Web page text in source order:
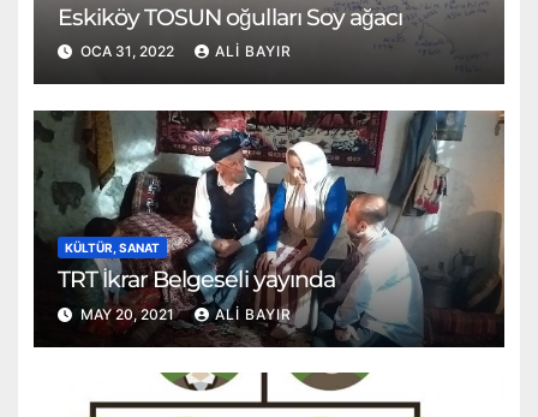
Eskiköy TOSUN oğulları Soy ağacı
OCA 31, 2022 ALI BAYIR
KÜLTÜR, SANAT
TRT İkrar Belgeseli yayında
MAY 20, 2021 ALI BAYIR